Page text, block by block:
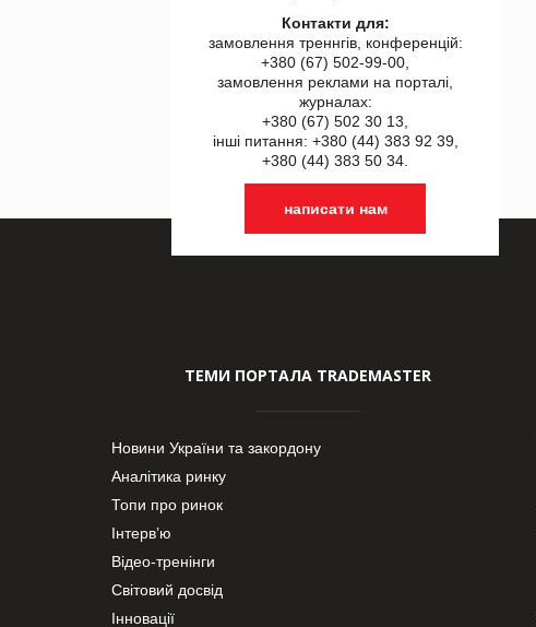
Контакти для:
замовлення треннгів, конференцій:
+380 (67) 502-99-00,
замовлення реклами на порталі,
журналах:
+380 (67) 502 30 13,
інші питання: +380 (44) 383 92 39,
+380 (44) 383 50 34.
написати нам
ТЕМИ ПОРТАЛА TRADEMASTER
Новини України та закордону
Аналітика ринку
Топи про ринок
Інтерв’ю
Відео-тренінги
Світовий досвід
Інновації